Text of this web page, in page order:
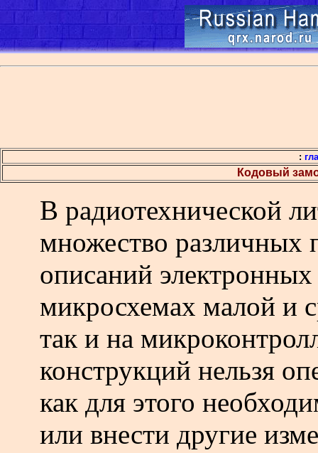
:
Кодовый
В радиотехнической
множество различных
описаний
микросхемах малой и
так и на
конструкций нельзя
как для этого
или внести другие